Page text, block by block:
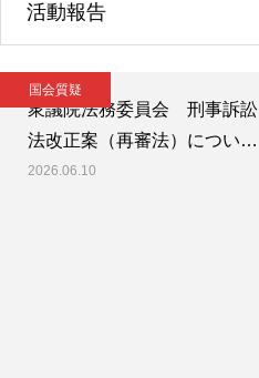
活動報告
国会質疑
衆議院法務委員会 刑事訴訟
法改正案（再審法）につい…
2026.06.10